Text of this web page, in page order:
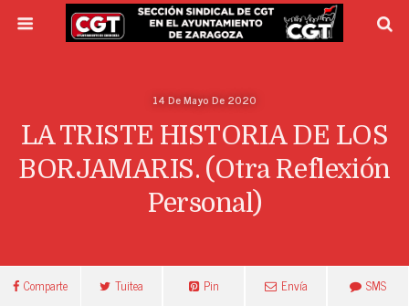
14 De Mayo De 2020
LA TRISTE HISTORIA DE LOS
BORJAMARIS. (otra Reflexión
Personal)
Comparte Tuitea Pin Envía SMS